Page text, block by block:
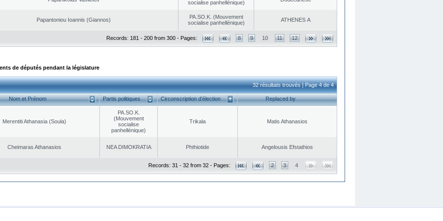
socialise panhellénique)
Papantoniou Ioannis (Giannos)
PA.SO.K. (Mouvement
socialise panhellénique)
ATHENES Α
Records: 181 - 200 from 300 - Pages: 8 9 10 11 12
de députés pendant la législature
32 résultats trouvés | Page 4 de 4
Nom et Prénom Partis politiques Circonscription d’élection Replaced by
Merentiti Athanasia (Soula)
PA.SO.K.
(Mouvement
socialise
panhellénique)
Trikala Matis Athanasios
Cheimaras Athanasios NEA DΙMOKRATIA Phthiotide Angelousis Efstathios
Records: 31 - 32 from 32 - Pages: 2 3 4